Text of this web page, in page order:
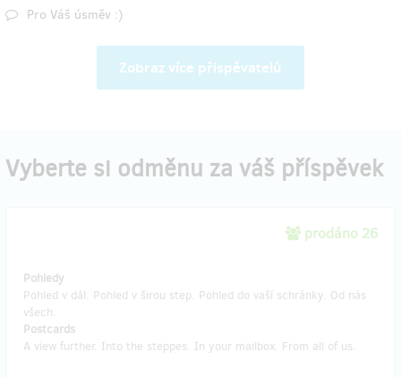
Pro Váš úsměv :)
Zobraz více přispěvatelů
Vyberte si odměnu za váš příspěvek
prodáno 26
Pohledy
Pohled v dál. Pohled v širou step. Pohled do vaší schránky. Od nás
všech.
Postcards
A view further. Into the steppes. In your mailbox. From all of us.